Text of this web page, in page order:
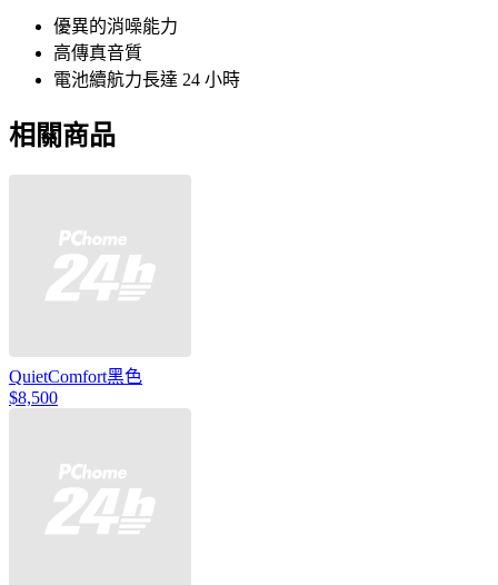
優異的消噪能力
高傳真音質
電池續航力長達 24 小時
相關商品
QuietComfort黑色
$8,500